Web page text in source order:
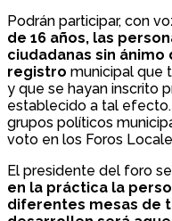
Podrán participar, con
de 16 años, las
ciudadanas sin
registro municipal que
y que se hayan inscrito
establecido a tal
grupos políticos
voto en los Foros
El presidente del foro
en la práctica la
diferentes mesas de